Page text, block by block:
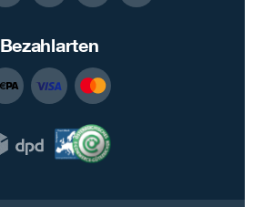
Bezahlarten